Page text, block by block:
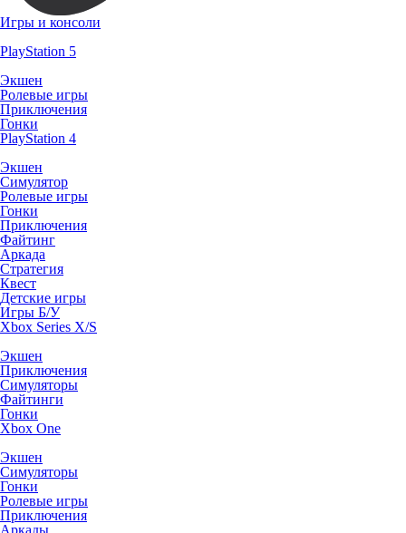
Игры и консоли
PlayStation 5
Экшен
Ролевые игры
Приключения
Гонки
PlayStation 4
Экшен
Симулятор
Ролевые игры
Гонки
Приключения
Файтинг
Аркада
Стратегия
Квест
Детские игры
Игры Б/У
Xbox Series X/S
Экшен
Приключения
Симуляторы
Файтинги
Гонки
Xbox One
Экшен
Симуляторы
Гонки
Ролевые игры
Приключения
Аркады